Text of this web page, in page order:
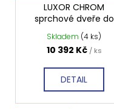
LUXOR CHROM
sprchové dveře do
niky, 1500 mm, čiré
sklo, GU1215CH
Skladem (4 ks)
10 392 Kč / ks
DETAIL